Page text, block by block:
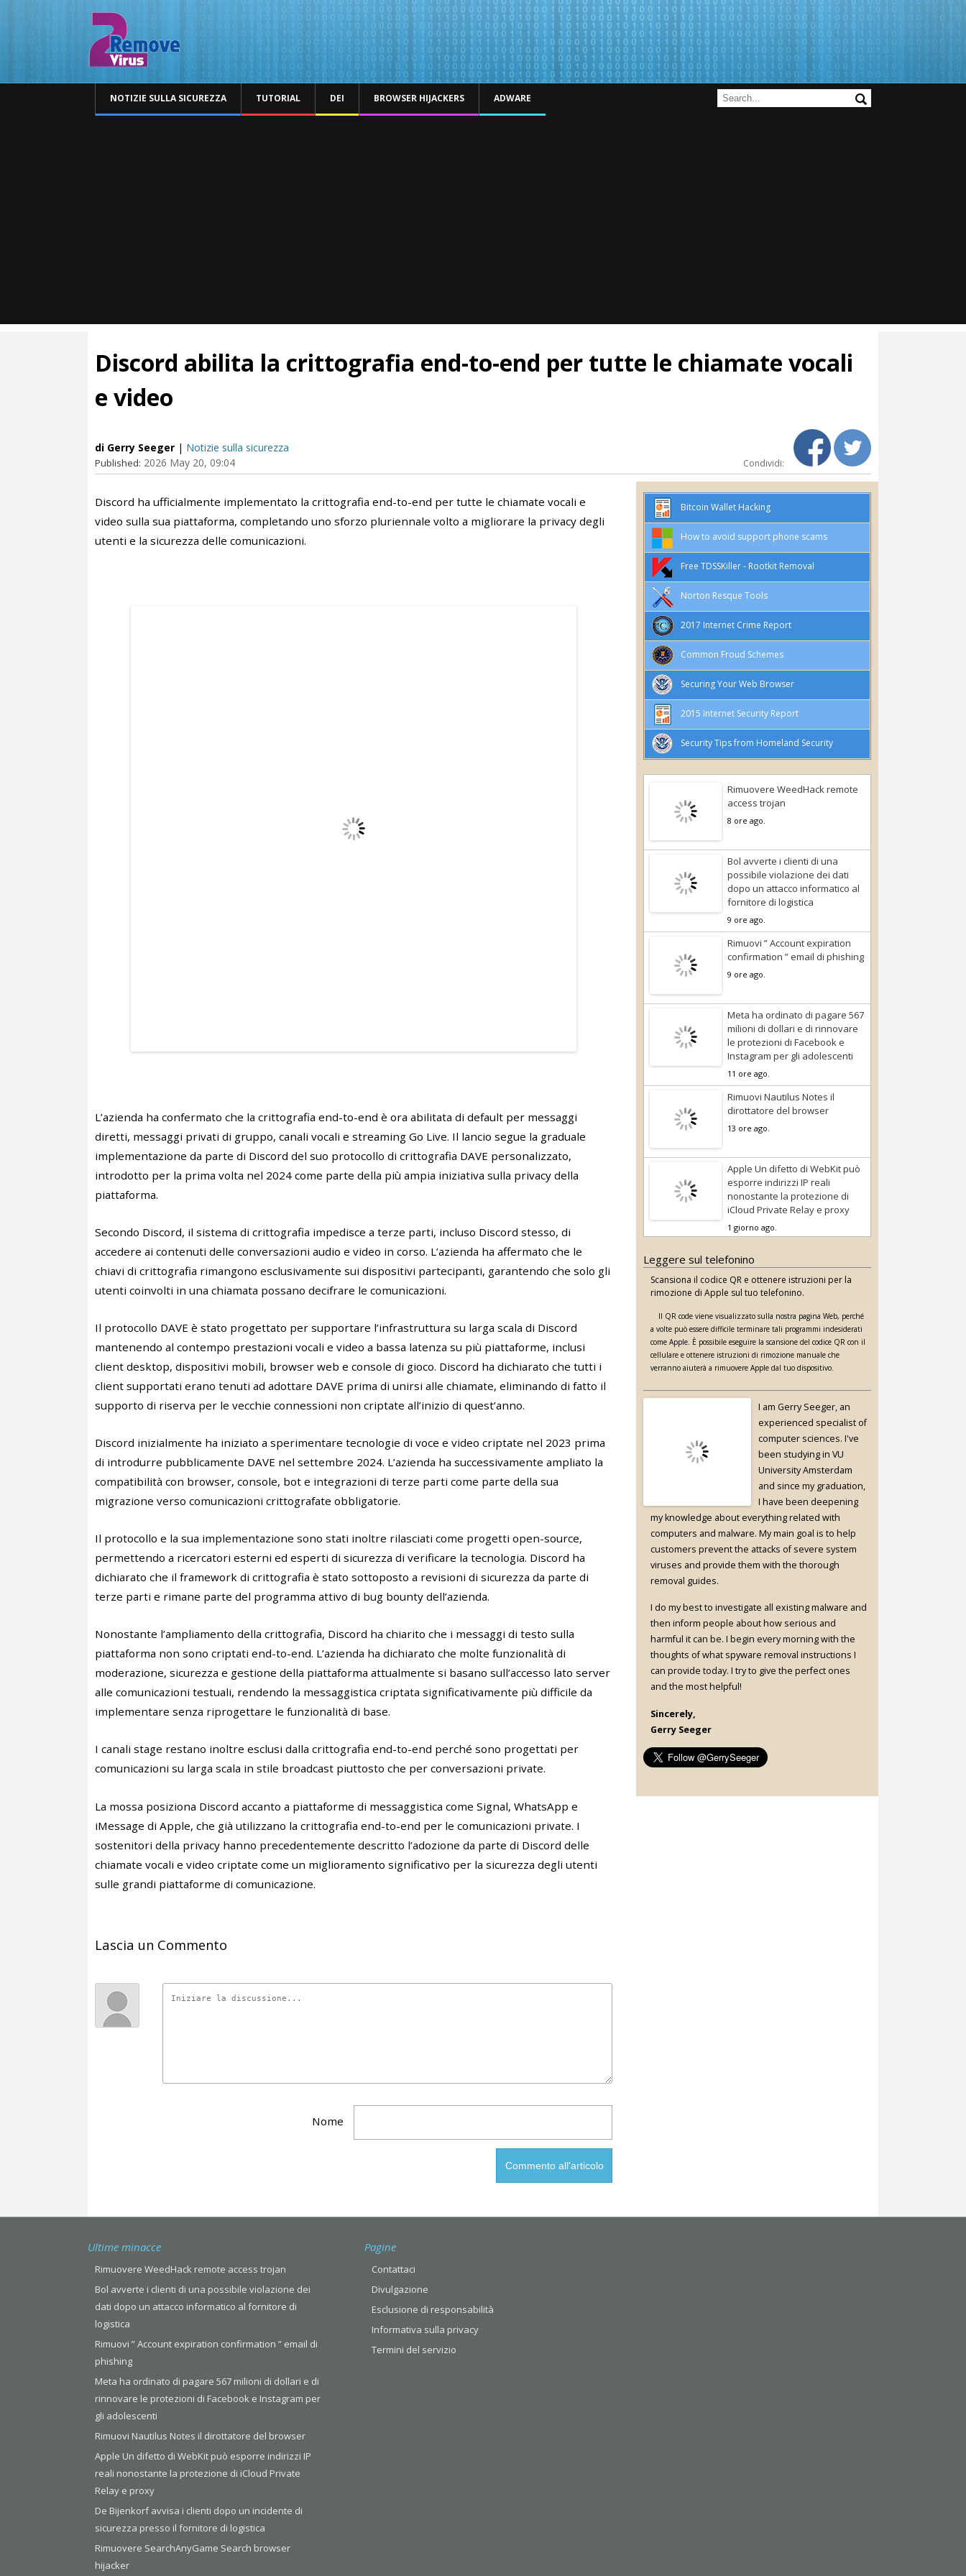
NOTIZIE SULLA SICUREZZA TUTORIAL DEI BROWSER HIJACKERS ADWARE
Discord abilita la crittografia end-to-end per tutte le chiamate vocali
e video
di Gerry Seeger | Notizie sulla sicurezza
Published: 2026 May 20, 09:04 Condividi:
Discord ha ufficialmente implementato la crittografia end-to-end per tutte le chiamate vocali e
video sulla sua piattaforma, completando uno sforzo pluriennale volto a migliorare la privacy degli
utenti e la sicurezza delle comunicazioni.
L’azienda ha confermato che la crittografia end-to-end è ora abilitata di default per messaggi
diretti, messaggi privati di gruppo, canali vocali e streaming Go Live. Il lancio segue la graduale
implementazione da parte di Discord del suo protocollo di crittografia DAVE personalizzato,
introdotto per la prima volta nel 2024 come parte della più ampia iniziativa sulla privacy della
piattaforma.
Secondo Discord, il sistema di crittografia impedisce a terze parti, incluso Discord stesso, di
accedere ai contenuti delle conversazioni audio e video in corso. L’azienda ha affermato che le
chiavi di crittografia rimangono esclusivamente sui dispositivi partecipanti, garantendo che solo gli
utenti coinvolti in una chiamata possano decifrare le comunicazioni.
Il protocollo DAVE è stato progettato per supportare l’infrastruttura su larga scala di Discord
mantenendo al contempo prestazioni vocali e video a bassa latenza su più piattaforme, inclusi
client desktop, dispositivi mobili, browser web e console di gioco. Discord ha dichiarato che tutti i
client supportati erano tenuti ad adottare DAVE prima di unirsi alle chiamate, eliminando di fatto il
supporto di riserva per le vecchie connessioni non criptate all’inizio di quest’anno.
Discord inizialmente ha iniziato a sperimentare tecnologie di voce e video criptate nel 2023 prima
di introdurre pubblicamente DAVE nel settembre 2024. L’azienda ha successivamente ampliato la
compatibilità con browser, console, bot e integrazioni di terze parti come parte della sua
migrazione verso comunicazioni crittografate obbligatorie.
Il protocollo e la sua implementazione sono stati inoltre rilasciati come progetti open-source,
permettendo a ricercatori esterni ed esperti di sicurezza di verificare la tecnologia. Discord ha
dichiarato che il framework di crittografia è stato sottoposto a revisioni di sicurezza da parte di
terze parti e rimane parte del programma attivo di bug bounty dell’azienda.
Nonostante l’ampliamento della crittografia, Discord ha chiarito che i messaggi di testo sulla
piattaforma non sono criptati end-to-end. L’azienda ha dichiarato che molte funzionalità di
moderazione, sicurezza e gestione della piattaforma attualmente si basano sull’accesso lato server
alle comunicazioni testuali, rendendo la messaggistica criptata significativamente più difficile da
implementare senza riprogettare le funzionalità di base.
I canali stage restano inoltre esclusi dalla crittografia end-to-end perché sono progettati per
comunicazioni su larga scala in stile broadcast piuttosto che per conversazioni private.
La mossa posiziona Discord accanto a piattaforme di messaggistica come Signal, WhatsApp e
iMessage di Apple, che già utilizzano la crittografia end-to-end per le comunicazioni private. I
sostenitori della privacy hanno precedentemente descritto l’adozione da parte di Discord delle
chiamate vocali e video criptate come un miglioramento significativo per la sicurezza degli utenti
sulle grandi piattaforme di comunicazione.
Lascia un Commento
Nome
Bitcoin Wallet Hacking
How to avoid support phone scams
Free TDSSKiller - Rootkit Removal
Norton Resque Tools
2017 Internet Crime Report
Common Froud Schemes
Securing Your Web Browser
2015 Internet Security Report
Security Tips from Homeland Security
Rimuovere WeedHack remote
access trojan
8 ore ago.
Bol avverte i clienti di una
possibile violazione dei dati
dopo un attacco informatico al
fornitore di logistica
9 ore ago.
Rimuovi ” Account expiration
confirmation ” email di phishing
9 ore ago.
Meta ha ordinato di pagare 567
milioni di dollari e di rinnovare
le protezioni di Facebook e
Instagram per gli adolescenti
11 ore ago.
Rimuovi Nautilus Notes il
dirottatore del browser
13 ore ago.
Apple Un difetto di WebKit può
esporre indirizzi IP reali
nonostante la protezione di
iCloud Private Relay e proxy
1 giorno ago.
Leggere sul telefonino
Scansiona il codice QR e ottenere istruzioni per la
rimozione di Apple sul tuo telefonino.
Il QR code viene visualizzato sulla nostra pagina Web, perché
a volte può essere difficile terminare tali programmi indesiderati
come Apple. È possibile eseguire la scansione del codice QR con il
cellulare e ottenere istruzioni di rimozione manuale che
verranno aiuterà a rimuovere Apple dal tuo dispositivo.
I am Gerry Seeger, an
experienced specialist of
computer sciences. I've
been studying in VU
University Amsterdam
and since my graduation,
I have been deepening
my knowledge about everything related with
computers and malware. My main goal is to help
customers prevent the attacks of severe system
viruses and provide them with the thorough
removal guides.
I do my best to investigate all existing malware and
then inform people about how serious and
harmful it can be. I begin every morning with the
thoughts of what spyware removal instructions I
can provide today. I try to give the perfect ones
and the most helpful!
Sincerely,
Gerry Seeger
Ultime minacce
Rimuovere WeedHack remote access trojan
Bol avverte i clienti di una possibile violazione dei
dati dopo un attacco informatico al fornitore di
logistica
Rimuovi ” Account expiration confirmation ” email di
phishing
Meta ha ordinato di pagare 567 milioni di dollari e di
rinnovare le protezioni di Facebook e Instagram per
gli adolescenti
Rimuovi Nautilus Notes il dirottatore del browser
Apple Un difetto di WebKit può esporre indirizzi IP
reali nonostante la protezione di iCloud Private
Relay e proxy
De Bijenkorf avvisa i clienti dopo un incidente di
sicurezza presso il fornitore di logistica
Rimuovere SearchAnyGame Search browser
hijacker
Pagine
Contattaci
Divulgazione
Esclusione di responsabilità
Informativa sulla privacy
Termini del servizio